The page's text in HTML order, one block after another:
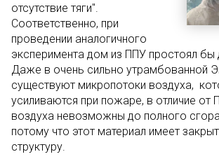
отсутствие тяги".
Соответственно, при
проведении аналогичного
эксперимента дом из ППУ простоял
Даже в очень сильно утрамбованной
существуют микропотоки воздуха,
усиливаются при пожаре, в отличие от
воздуха невозможны до полного
потому что этот материал имеет
структуру.